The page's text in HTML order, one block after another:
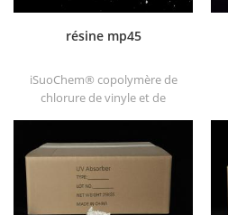
résine mp45
iSuoChem® copolymère de
chlorure de vinyle et de
bon type de liant chloré et
développé pour l'encre
d'imprimerie et les peintures
anticorrosives épaisses.